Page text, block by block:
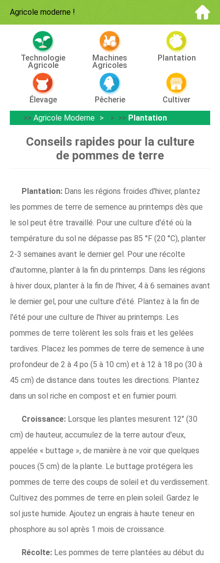
Agricole moderne !
Technologie
Agricole
Machines
Agricoles
Plantation
Élevage Pêcherie
Cultiver
>> Agricole Moderne > >> Plantation
Conseils rapides pour la culture
de pommes de terre
Plantation: Dans les régions froides d'hiver, plantez
les pommes de terre de semence au printemps dès que
le sol peut être travaillé. Pour une culture d'été où la
température du sol ne dépasse pas 85 °F (20 °C), planter
2-3 semaines avant le dernier gel. Pour une récolte
d'automne, planter à la fin du printemps. Dans les régions
à hiver doux, planter à la fin de l'hiver, 4 à 6 semaines avant
le dernier gel, pour une culture d'été. Plantez à la fin de
l'été pour une culture de l'hiver au printemps. Les
pommes de terre tolèrent les sols frais et les gelées
tardives. Placez les pommes de terre de semence à une
profondeur de 2 à 4 po (5 à 10 cm) et à 12 à 18 po (30 à
45 cm) de distance dans toutes les directions. Plantez
dans un sol riche en compost et en fumier pourri.
Croissance: Lorsque les plantes mesurent 12" (30
cm) de hauteur, accumulez de la terre autour d'eux,
appelée « buttage », de manière à ne voir que quelques
pouces (5 cm) de la plante. Le buttage protégera les
pommes de terre des coups de soleil et du verdissement.
Cultivez des pommes de terre en plein soleil. Gardez le
sol juste humide. Ajoutez un engrais à haute teneur en
phosphore au sol après 1 mois de croissance.
Récolte: Les pommes de terre plantées au début du